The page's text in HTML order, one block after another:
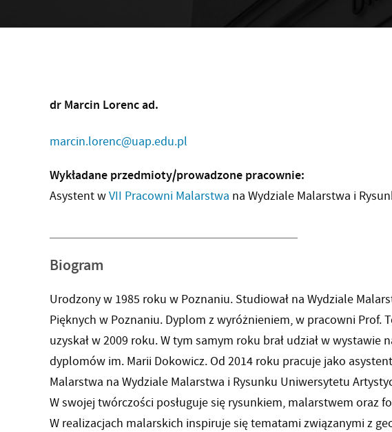
dr Marcin Lorenc ad.
marcin.lorenc@uap.edu.pl
Wykładane przedmioty/prowadzone pracownie:
Asystent wVII Pracowni Malarstwa na Wydziale Malarstwa i
Biogram
Urodzony w 1985 roku w Poznaniu. Studiował na Wydziale
Pięknych w Poznaniu. Dyplom z wyróżnieniem, w pracowni Prof.
uzyskał w 2009 roku. W tym samym roku brał udział w wystawie
dyplomów im. Marii Dokowicz. Od 2014 roku pracuje jako
Malarstwa na Wydziale Malarstwa i Rysunku Uniwersytetu
W swojej twórczości posługuje się rysunkiem, malarstwem oraz
W realizacjach malarskich inspiruje się tematami związanymi z